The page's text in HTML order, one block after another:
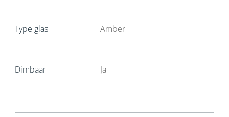
Type glas Amber
Dimbaar Ja